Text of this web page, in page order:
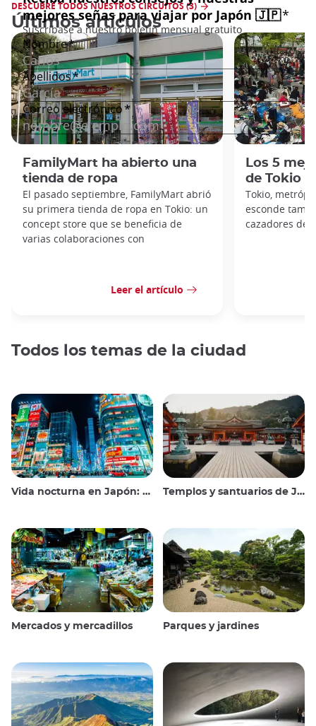
DESCUBRE TODOS NUESTROS CIRCUITOS (3)
Últimos artículos
FamilyMart ha abierto una
tienda de ropa
El pasado septiembre, FamilyMart abrió
su primera tienda de ropa en Tokio: un
concept store que se beneficia de
varias colaboraciones con
Leer el artículo
Los 5
de Tokio
Tokio,
esconde
cazadores de
Todos los temas de la ciudad
Vida nocturna en Japón: salir, ver y beber Templos y santuarios de Japón
Mercados y mercadillos Parques y jardines